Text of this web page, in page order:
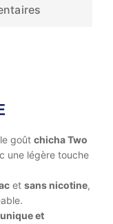
goût chicha Two
une légère touche
et sans nicotine,
et